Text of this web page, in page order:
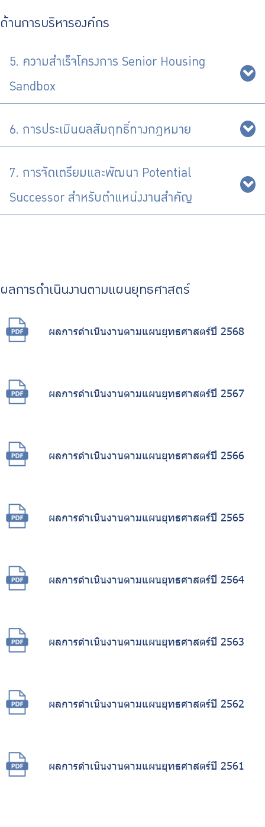
ด้านการบริหารองค์กร
5. ความสำเร็จโครงการ Senior Housing
Sandbox
6. การประเมินผลสัมฤทธิ์ทางกฎหมาย
7. การจัดเตรียมและพัฒนา Potential
Successor สำหรับตำแหน่งงานสำคัญ
ผลการดำเนินงานตามแผนยุทธศาสตร์
ผลการดำเนินงานตามแผนยุทธศาสตร์ปี 2568
ผลการดำเนินงานตามแผนยุทธศาสตร์ปี 2567
ผลการดำเนินงานตามแผนยุทธศาสตร์ปี 2566
ผลการดำเนินงานตามแผนยุทธศาสตร์ปี 2565
ผลการดำเนินงานตามแผนยุทธศาสตร์ปี 2564
ผลการดำเนินงานตามแผนยุทธศาสตร์ปี 2563
ผลการดำเนินงานตามแผนยุทธศาสตร์ปี 2562
ผลการดำเนินงานตามแผนยุทธศาสตร์ปี 2561